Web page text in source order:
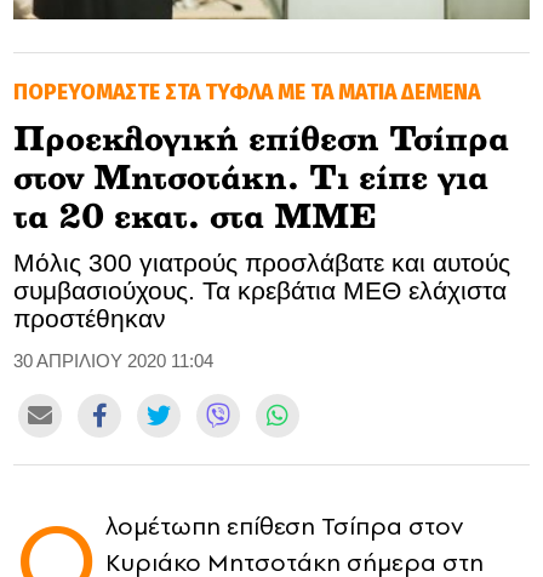
SOOZIE’S FRIENDS
CULTURE
TASTELAND
TECH
HEALTH
MEDIALAND
DRIVE
DIA Y NOCHE
ΠΟΡΕΥΟΜΑΣΤΕ ΣΤΑ ΤΥΦΛΑ ΜΕ ΤΑ ΜΑΤΙΑ ΔΕΜΕΝΑ
Προεκλογική επίθεση Τσίπρα
στον Μητσοτάκη. Τι είπε για
τα 20 εκατ. στα ΜΜΕ
Μόλις 300 γιατρούς προσλάβατε και αυτούς
συμβασιούχους. Τα κρεβάτια ΜΕΘ ελάχιστα
προστέθηκαν
30 ΑΠΡΙΛΙΟΥ 2020 11:04
λομέτωπη επίθεση Τσίπρα στον
Κυριάκο Μητσοτάκη σήμερα στη